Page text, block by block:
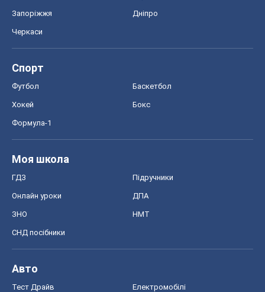
Запоріжжя Дніпро
Черкаси
Спорт
Футбол Баскетбол
Хокей Бокс
Формула-1
Моя школа
ГДЗ Підручники
Онлайн уроки ДПА
ЗНО НМТ
СНД посібники
Авто
Тест Драйв Електромобілі